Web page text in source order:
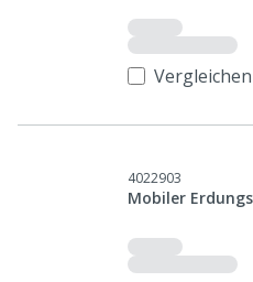
Vergleichen
4022903
Mobiler